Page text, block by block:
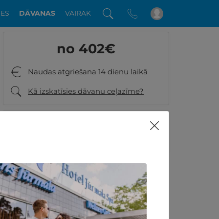
DĀVANAS VAIRĀK
no 402€
Naudas atgriešana 14 dienu laikā
Kā izskatīsies dāvanu ceļazīme?
Vai ir kādi jautājumi? Piezvaniet:
+371 26001060